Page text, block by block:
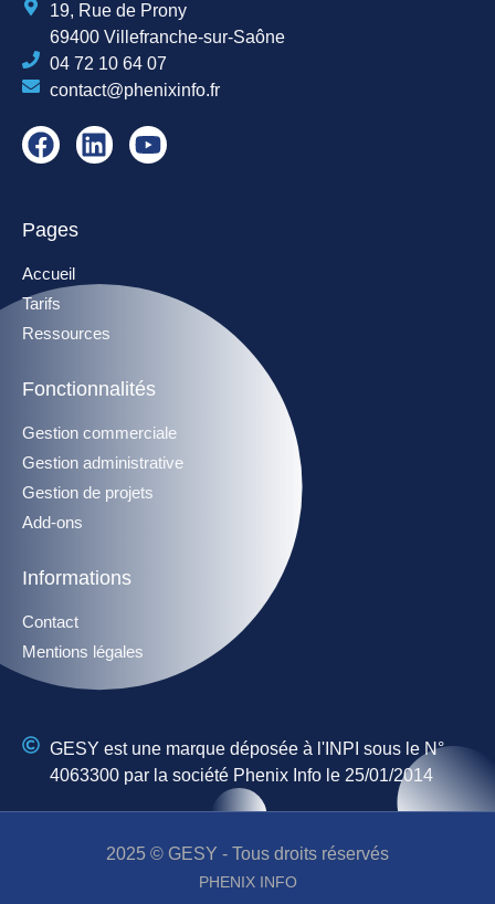
19, Rue de Prony
69400 Villefranche-sur-Saône
04 72 10 64 07
contact@phenixinfo.fr
Pages
Accueil
Tarifs
Ressources
Fonctionnalités
Gestion commerciale
Gestion administrative
Gestion de projets
Add-ons
Informations
Contact
Mentions légales
GESY est une marque déposée à l'INPI sous le N°
4063300 par la société Phenix Info le 25/01/2014
2025 © GESY - Tous droits réservés
PHENIX INFO